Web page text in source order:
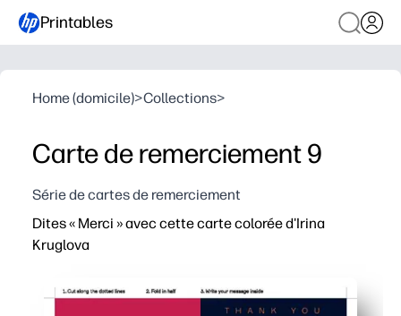
Printables
Home (domicile)>Collections>
Carte de remerciement 9
Série de cartes de remerciement
Dites « Merci » avec cette carte colorée d'Irina
Kruglova
Pratique à imprimer et à emporter : il vous suffit de
Parfait pour les parents et les enseignants pressés :